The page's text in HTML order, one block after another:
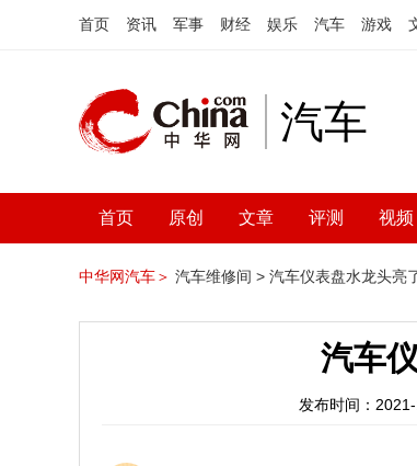
首页 资讯 军事 财经 娱乐 汽车 游戏
汽车
首页 原创 文章 评测 视频
中华网汽车＞ 汽车维修间 > 汽车仪表盘水龙头亮
汽车
发布时间：